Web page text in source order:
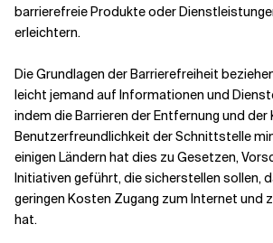
Verwandte Themen
barrierefreie Produkte oder
erleichtern.
Die Grundlagen der Barrierefreiheit
leicht jemand auf Informationen und
indem die Barrieren der Entfernung und
Benutzerfreundlichkeit der Schnittstelle
einigen Ländern hat dies zu Gesetzen,
Initiativen geführt, die sicherstellen sollen,
geringen Kosten Zugang zum Internet und
hat.